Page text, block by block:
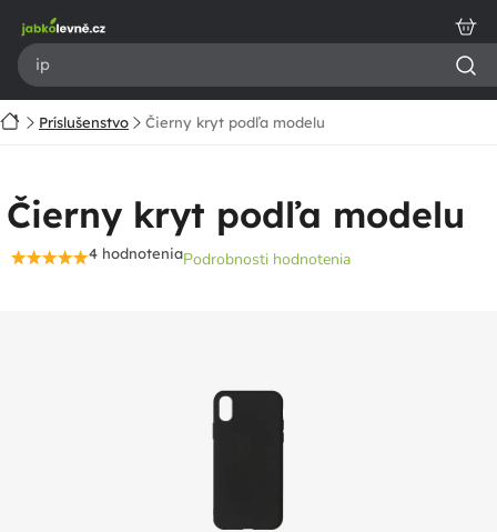
obsah
DomovPríslušenstvo Čierny kryt podľa modelu
Čierny kryt podľa modelu
Priemerné
4 hodnoteniaPodrobnosti hodnotenia